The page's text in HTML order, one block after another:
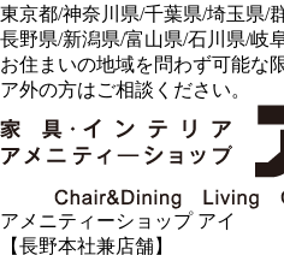
東京都/神奈川県/千葉県/埼玉県/
長野県/新潟県/富山県/石川県/岐
お住まいの地域を問わず可能な
ア外の方はご相談ください。
アメニティーショップ アイ
【長野本社兼店舗】